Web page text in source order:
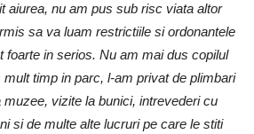
aiurea, nu am pus sub risc viata altor
sa va luam restrictiile si ordonantele
foarte in serios. Nu am mai dus copilul
timp in parc, l-am privat de plimbari
muzee, vizite la bunici, intrevederi cu
si de multe alte lucruri pe care le stiti